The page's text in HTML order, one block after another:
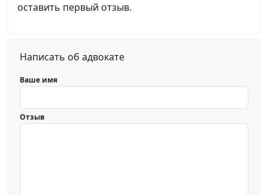
оставить первый отзыв.
Написать об адвокате
Ваше имя
Отзыв